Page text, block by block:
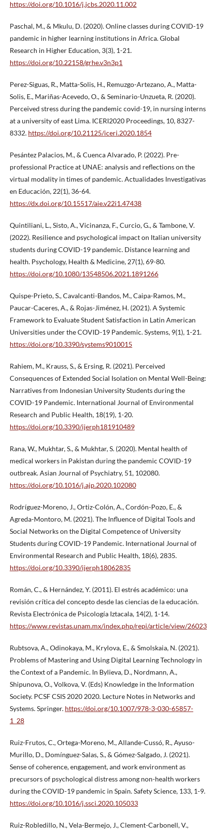
https://doi.org/10.1016/j.jcbs.2020.11.002
Paschal, M., & Mkulu, D. (2020). Online classes during COVID-19
pandemic in higher learning institutions in Africa. Global
Research in Higher Education, 3(3), 1-21.
https://doi.org/10.22158/grhe.v3n3p1
Perez-Siguas, R., Matta-Solis, H., Remuzgo-Artezano, A., Matta-
Solis, E., Mariñas-Acevedo, O., & Seminario-Unzueta, R. (2020).
Perceived stress during the pandemic covid-19, in nursing interns
at a university of east Lima. ICERI2020 Proceedings, 10, 8327-
8332. https://doi.org/10.21125/iceri.2020.1854
Pesántez Palacios, M., & Cuenca Alvarado, P. (2022). Pre-
professional Practice at UNAE: analysis and reflections on the
virtual modality in times of pandemic. Actualidades Investigativas
en Educación, 22(1), 36-64.
https://dx.doi.org/10.15517/aie.v22i1.47438
Quintiliani, L., Sisto, A., Vicinanza, F., Curcio, G., & Tambone, V.
(2022). Resilience and psychological impact on Italian university
students during COVID-19 pandemic. Distance learning and
health. Psychology, Health & Medicine, 27(1), 69-80.
https://doi.org/10.1080/13548506.2021.1891266
Quispe-Prieto, S., Cavalcanti-Bandos, M., Caipa-Ramos, M.,
Paucar-Caceres, A., & Rojas-Jiménez, H. (2021). A Systemic
Framework to Evaluate Student Satisfaction in Latin American
Universities under the COVID-19 Pandemic. Systems, 9(1), 1-21.
https://doi.org/10.3390/systems9010015
Rahiem, M., Krauss, S., & Ersing, R. (2021). Perceived
Consequences of Extended Social Isolation on Mental Well-Being:
Narratives from Indonesian University Students during the
COVID-19 Pandemic. International Journal of Environmental
Research and Public Health, 18(19), 1-20.
https://doi.org/10.3390/ijerph181910489
Rana, W., Mukhtar, S., & Mukhtar, S. (2020). Mental health of
medical workers in Pakistan during the pandemic COVID-19
outbreak. Asian Journal of Psychiatry, 51, 102080.
https://doi.org/10.1016/j.ajp.2020.102080
Rodríguez-Moreno, J., Ortiz-Colón, A., Cordón-Pozo, E., &
Agreda-Montoro, M. (2021). The Influence of Digital Tools and
Social Networks on the Digital Competence of University
Students during COVID-19 Pandemic. International Journal of
Environmental Research and Public Health, 18(6), 2835.
https://doi.org/10.3390/ijerph18062835
Román, C., & Hernández, Y. (2011). El estrés académico: una
revisión crítica del concepto desde las ciencias de la educación.
Revista Electrónica de Psicología Iztacala, 14(2), 1-14.
https://www.revistas.unam.mx/index.php/repi/article/view/26023
Rubtsova, A., Odinokaya, M., Krylova, E., & Smolskaia, N. (2021).
Problems of Mastering and Using Digital Learning Technology in
the Context of a Pandemic. In Bylieva, D., Nordmann, A.,
Shipunova, O., Volkova, V. (Eds) Knowledge in the Information
Society. PCSF CSIS 2020 2020. Lecture Notes in Networks and
Systems. Springer. https://doi.org/10.1007/978-3-030-65857-
1_28
Ruiz-Frutos, C., Ortega-Moreno, M., Allande-Cussó, R., Ayuso-
Murillo, D., Domínguez-Salas, S., & Gómez-Salgado, J. (2021).
Sense of coherence, engagement, and work environment as
precursors of psychological distress among non-health workers
during the COVID-19 pandemic in Spain. Safety Science, 133, 1-9.
https://doi.org/10.1016/j.ssci.2020.105033
Ruiz-Robledillo, N., Vela-Bermejo, J., Clement-Carbonell, V.,